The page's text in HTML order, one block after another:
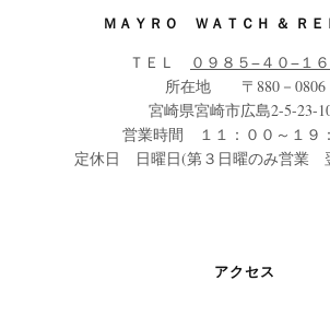
ＭＡＹＲＯ ＷＡＴＣＨ ＆ ＲＥ
ＴＥＬ
０９８５−４０−１
所在地 〒880－0806
宮崎県宮崎市広島2-5-23-
営業時間 １１：００～１９
定休日 日曜日(第３日曜のみ営業
アクセス